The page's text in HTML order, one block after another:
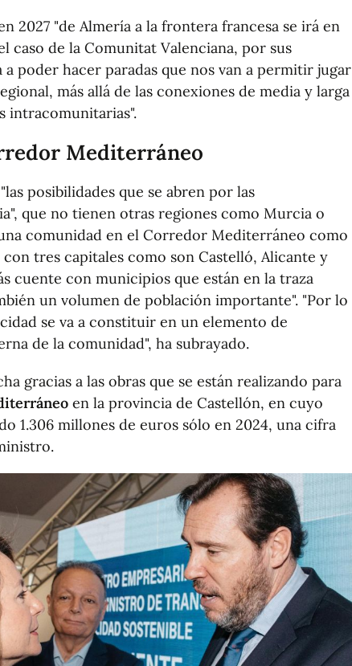
2027 "de Almería a la frontera francesa se irá en
caso de la Comunitat Valenciana, por sus
a poder hacer paradas que nos van a permitir jugar
más allá de las conexiones de media y larga
intracomunitarias".
Mediterráneo
posibilidades que se abren por las
que no tienen otras regiones como Murcia o
comunidad en el Corredor Mediterráneo como
tres capitales como son Castelló, Alicante y
cuente con municipios que están en la traza
un volumen de población importante". "Por lo
se va a constituir en un elemento de
de la comunidad", ha subrayado.
gracias a las obras que se están realizando para
en la provincia de Castellón, en cuyo
1.306 millones de euros sólo en 2024, una cifra